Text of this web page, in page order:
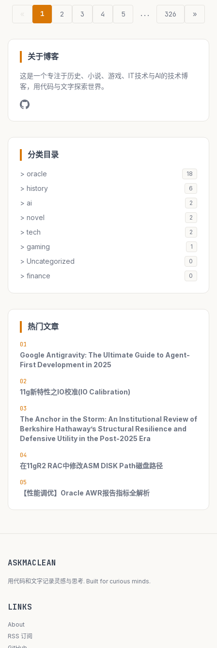
1 2 3 4 5 ... 326 »
关于博客
这是一个专注于历史、小说、游戏、IT技术与AI的技术博
客，用代码与文字探索世界。
分类目录
> oracle 18
> history 6
> ai 2
> novel 2
> tech 2
> gaming 1
> Uncategorized 0
> finance 0
热门文章
01
Google Antigravity: The Ultimate Guide to Agent-
First Development in 2025
02
11g新特性之IO校准(IO Calibration)
03
The Anchor in the Storm: An Institutional Review of
Berkshire Hathaway’s Structural Resilience and
Defensive Utility in the Post-2025 Era
04
在11gR2 RAC中修改ASM DISK Path磁盘路径
05
【性能调优】Oracle AWR报告指标全解析
ASKMACLEAN
用代码和文字记录灵感与思考. Built for curious minds.
LINKS
About
RSS 订阅